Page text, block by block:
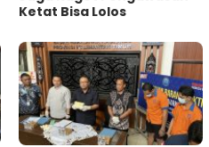
Ketat Bisa Lolos